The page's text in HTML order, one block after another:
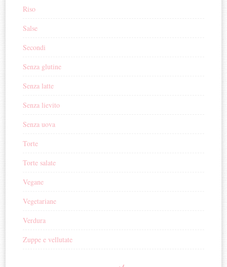
Riso
Salse
Secondi
Senza glutine
Senza latte
Senza lievito
Senza uova
Torte
Torte salate
Vegane
Vegetariane
Verdura
Zuppe e vellutate